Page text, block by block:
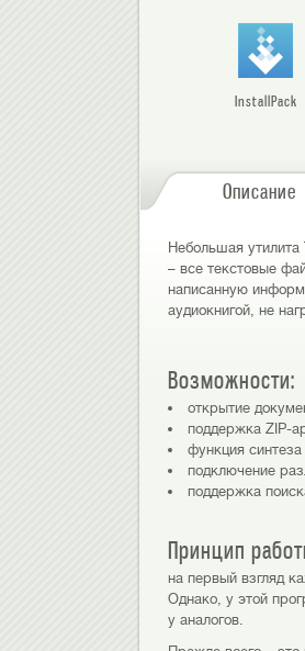
InstallPack
Описание
Небольшая
– все текстовые
написанную
аудиокнигой, не
Возможности:
открытие
поддержка ZIP-
функция синтеза
подключение
поддержка
Принцип
на первый взгляд
Однако, у этой
у аналогов.